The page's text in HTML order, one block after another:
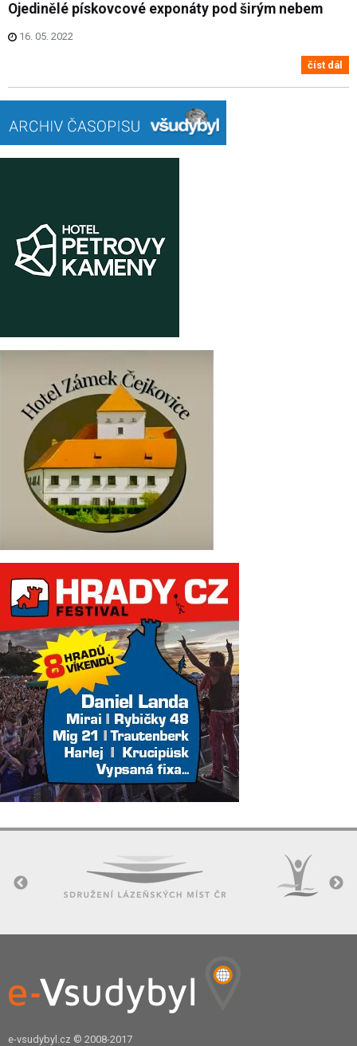
Ojedinělé pískovcové exponáty pod širým nebem
16. 05. 2022
číst dál
e-vsudybyl.cz © 2008-2017